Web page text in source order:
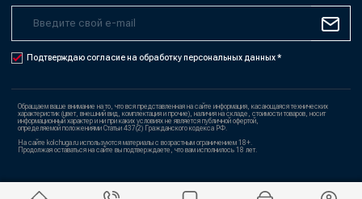
Подтверждаю согласие на обработку персональных данных *
Обращаем ваше внимание на то, что вся представленная на сайте информация, касающаяся технических
характеристик (цвет, внешний вид, комплектация и прочие), наличия на складе, стоимости товаров, носит
информационный характер и ни при каких условиях не является публичной офертой,
определяемой положениями Статьи 437(2) Гражданского кодекса РФ.
На сайте kolchuga.ru используются материалы с возрастным ограничением 18+.
Продолжая оставаться на сайте вы подтверждаете, что вам исполнилось 18 лет.